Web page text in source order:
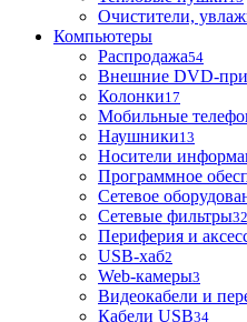
Очистители,
Компьютеры
Распродажа54
Внешние DVD-
Колонки17
Мобильные
Наушники13
Носители
Программное
Сетевое
Сетевые фильтры32
Периферия и
USB-хаб2
Web-камеры3
Видеокабели и
Кабели USB34